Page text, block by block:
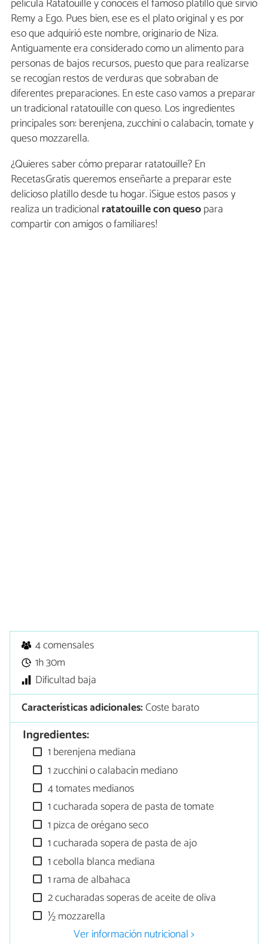
Remy a Ego. Pues bien, ese es el plato original y es por
eso que adquirió este nombre, originario de Niza.
Antiguamente era considerado como un alimento para
personas de bajos recursos, puesto que para realizarse
se recogían restos de verduras que sobraban de
diferentes preparaciones. En este caso vamos a preparar
un tradicional ratatouille con queso. Los ingredientes
principales son: berenjena, zucchini o calabacín, tomate y
queso mozzarella.
¿Quieres saber cómo preparar ratatouille? En
RecetasGratis queremos enseñarte a preparar este
delicioso platillo desde tu hogar. ¡Sigue estos pasos y
realiza un tradicional ratatouille con quesopara
compartir con amigos o familiares!
4 comensales
1h 30m
Dificultad baja
Características adicionales:Coste barato
Ingredientes:
1 berenjena mediana
1 zucchini o calabacín mediano
4 tomates medianos
1 cucharada sopera de pasta de tomate
1 pizca de orégano seco
1 cucharada sopera de pasta de ajo
1 cebolla blanca mediana
1 rama de albahaca
2 cucharadas soperas de aceite de oliva
½ mozzarella
Ver información nutricional >